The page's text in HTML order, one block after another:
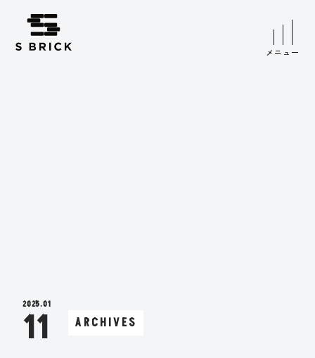
メニュー
2025 01
11 ARCHIVES